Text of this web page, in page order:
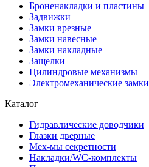
Броненакладки и пластины
Задвижки
Замки врезные
Замки навесные
Замки накладные
Защелки
Цилиндровые механизмы
Электромеханические замки
Каталог
Гидравлические доводчики
Глазки дверные
Мех-мы секретности
Накладки/WC-комплекты